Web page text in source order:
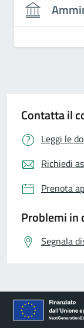
Contatta il
Leggi le
Richiedi
Prenota
Problemi in
Segnala